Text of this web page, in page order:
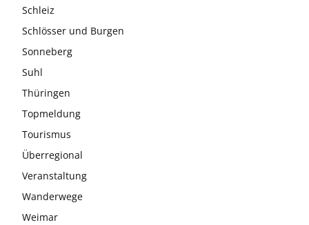
Schleiz
Schlösser und Burgen
Sonneberg
Suhl
Thüringen
Topmeldung
Tourismus
Überregional
Veranstaltung
Wanderwege
Weimar